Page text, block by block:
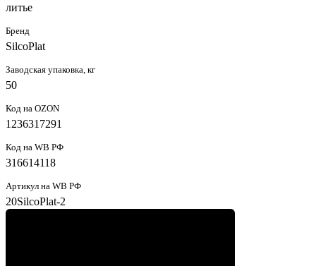
литье
Бренд
SilcoPlat
Заводская упаковка, кг
50
Код на OZON
1236317291
Код на WB РФ
316614118
Артикул на WB РФ
20SilcoPlat-2